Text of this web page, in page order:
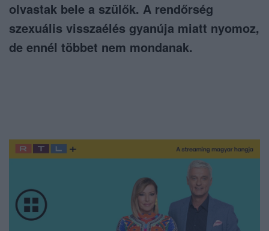
olvastak bele a szülők. A rendőrség
szexuális visszaélés gyanúja miatt nyomoz,
de ennél többet nem mondanak.